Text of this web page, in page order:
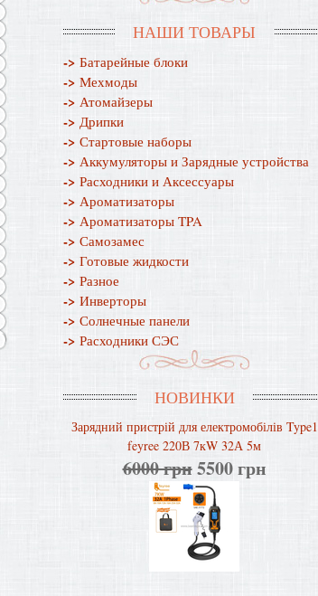
НАШИ ТОВАРЫ
-> Батарейные блоки
-> Мехмоды
-> Атомайзеры
-> Дрипки
-> Стартовые наборы
-> Аккумуляторы и Зарядные устройства
-> Расходники и Аксессуары
-> Ароматизаторы
-> Ароматизаторы TPA
-> Самозамес
-> Готовые жидкости
-> Разное
-> Инверторы
-> Солнечные панели
-> Расходники СЭС
НОВИНКИ
Зарядний пристрій для електромобілів Type1
feyree 220В 7кW 32А 5м
6000 грн5500 грн